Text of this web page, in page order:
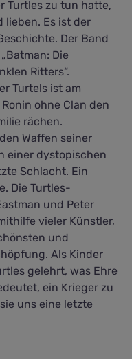
Turtles zu tun hatte,
lieben. Es ist der
Der Band
Die
Ritters“.
Turtels ist am
ohne Clan den
rächen.
Waffen seiner
einer dystopischen
Schlacht. Ein
Die Turtles-
und Peter
vieler Künstler,
und
Als Kinder
gelehrt, was Ehre
ein Krieger zu
uns eine letzte